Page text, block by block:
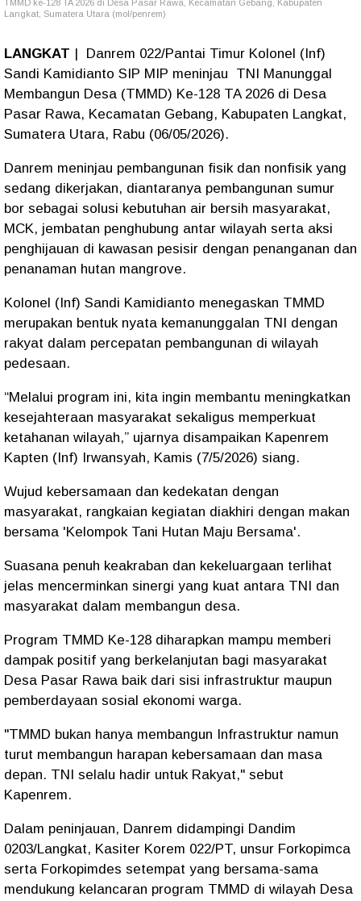
TMMD ke-128 TA 2026 di Desa Pasar Rawa, Kecamatan Gebang, Kabupaten
Langkat, Sumatera Utara (mol/penrem)
LANGKAT | Danrem 022/Pantai Timur Kolonel (Inf)
Sandi Kamidianto SIP MIP meninjau TNI Manunggal
Membangun Desa (TMMD) Ke-128 TA 2026 di Desa
Pasar Rawa, Kecamatan Gebang, Kabupaten Langkat,
Sumatera Utara, Rabu (06/05/2026).
Danrem meninjau pembangunan fisik dan nonfisik yang
sedang dikerjakan, diantaranya pembangunan sumur
bor sebagai solusi kebutuhan air bersih masyarakat,
MCK, jembatan penghubung antar wilayah serta aksi
penghijauan di kawasan pesisir dengan penanganan dan
penanaman hutan mangrove.
Kolonel (Inf) Sandi Kamidianto menegaskan TMMD
merupakan bentuk nyata kemanunggalan TNI dengan
rakyat dalam percepatan pembangunan di wilayah
pedesaan.
“Melalui program ini, kita ingin membantu meningkatkan
kesejahteraan masyarakat sekaligus memperkuat
ketahanan wilayah,” ujarnya disampaikan Kapenrem
Kapten (Inf) Irwansyah, Kamis (7/5/2026) siang.
Wujud kebersamaan dan kedekatan dengan
masyarakat, rangkaian kegiatan diakhiri dengan makan
bersama 'Kelompok Tani Hutan Maju Bersama'.
Suasana penuh keakraban dan kekeluargaan terlihat
jelas mencerminkan sinergi yang kuat antara TNI dan
masyarakat dalam membangun desa.
Program TMMD Ke-128 diharapkan mampu memberi
dampak positif yang berkelanjutan bagi masyarakat
Desa Pasar Rawa baik dari sisi infrastruktur maupun
pemberdayaan sosial ekonomi warga.
"TMMD bukan hanya membangun Infrastruktur namun
turut membangun harapan kebersamaan dan masa
depan. TNI selalu hadir untuk Rakyat," sebut
Kapenrem.
Dalam peninjauan, Danrem didampingi Dandim
0203/Langkat, Kasiter Korem 022/PT, unsur Forkopimca
serta Forkopimdes setempat yang bersama-sama
mendukung kelancaran program TMMD di wilayah Desa